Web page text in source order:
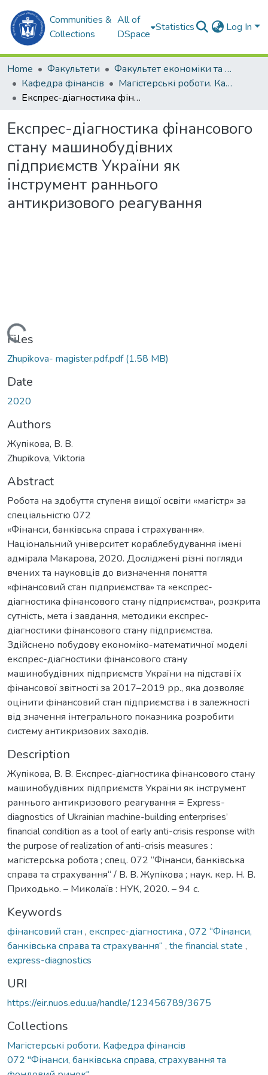
Communities &
Collections
All of
DSpace
Statistics Log In
Home Факультети
Факультет економіки та екології моря (ФЕЕМ)
Кафедра фінансів
Магістерські роботи. Кафедра фінансів
Експрес-діагностика фінансового стану машинобудівних підприємств України як інструмент раннього антикризового реагування
Експрес-діагностика фінансового
стану машинобудівних
підприємств України як
інструмент раннього
антикризового реагування
Loading...
Files
Zhupikova- magister.pdf.pdf(1.58 MB)
Date
2020
Authors
Жупікова, В. В.
Zhupikova, Viktoria
Abstract
Робота на здобуття ступеня вищої освіти «магістр» за
спеціальністю 072
«Фінанси, банківська справа і страхування».
Національний університет кораблебудування імені
адмірала Макарова, 2020. Досліджені різні погляди
вчених та науковців до визначення поняття
«фінансовий стан підприємства» та «експрес-
діагностика фінансового стану підприємства», розкрита
сутність, мета і завдання, методики експрес-
діагностики фінансового стану підприємства.
Здійснено побудову економіко-математичної моделі
експрес-діагностики фінансового стану
машинобудівних підприємств України на підставі їх
фінансової звітності за 2017–2019 рр., яка дозволяє
оцінити фінансовий стан підприємства і в залежності
від значення інтегрального показника розробити
систему антикризових заходів.
Description
Жупікова, В. В. Експрес-діагностика фінансового стану
машинобудівних підприємств України як інструмент
раннього антикризового реагування = Express-
diagnostics of Ukrainian machine-building enterprises’
financial condition as a tool of early anti-crisis response with
the purpose of realization of anti-crisis measures :
магістерська робота ; спец. 072 “Фінанси, банківська
справа та страхування“ / В. В. Жупікова ; наук. кер. Н. В.
Приходько. – Миколаїв : НУК, 2020. – 94 с.
Keywords
фінансовий стан , експрес-діагностика , 072 “Фінанси,
банківська справа та страхування“ , the financial state ,
express-diagnostics
URI
https://eir.nuos.edu.ua/handle/123456789/3675
Collections
Магістерські роботи. Кафедра фінансів
072 "Фінанси, банківська справа, страхування та